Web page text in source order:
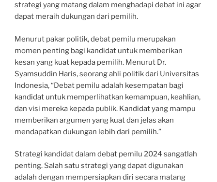
strategi yang matang dalam menghadapi debat ini agar
dapat meraih dukungan dari pemilih.
Menurut pakar politik, debat pemilu merupakan
momen penting bagi kandidat untuk memberikan
kesan yang kuat kepada pemilih. Menurut Dr.
Syamsuddin Haris, seorang ahli politik dari Universitas
Indonesia, “Debat pemilu adalah kesempatan bagi
kandidat untuk memperlihatkan kemampuan, keahlian,
dan visi mereka kepada publik. Kandidat yang mampu
memberikan argumen yang kuat dan jelas akan
mendapatkan dukungan lebih dari pemilih.”
Strategi kandidat dalam debat pemilu 2024 sangatlah
penting. Salah satu strategi yang dapat digunakan
adalah dengan mempersiapkan diri secara matang